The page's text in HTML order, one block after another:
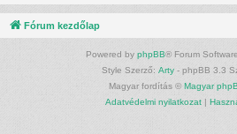
Fórum kezdőlap
Powered by phpBB® Forum
Style Szerző: Arty - phpBB 3.3
Magyar fordítás © Magyar
Adatvédelmi nyilatkozat|